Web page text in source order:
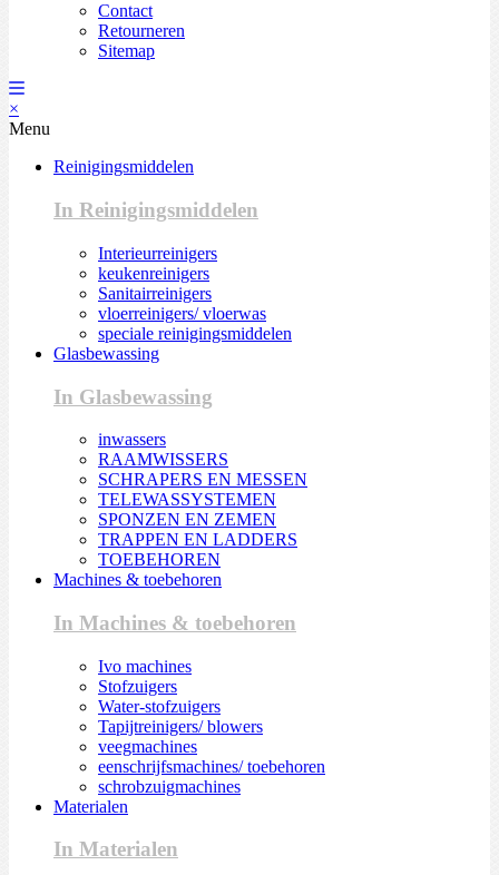
Contact
Retourneren
Sitemap
×
Menu
Reinigingsmiddelen
In Reinigingsmiddelen
Interieurreinigers
keukenreinigers
Sanitairreinigers
vloerreinigers/ vloerwas
speciale reinigingsmiddelen
Glasbewassing
In Glasbewassing
inwassers
RAAMWISSERS
SCHRAPERS EN MESSEN
TELEWASSYSTEMEN
SPONZEN EN ZEMEN
TRAPPEN EN LADDERS
TOEBEHOREN
Machines & toebehoren
In Machines & toebehoren
Ivo machines
Stofzuigers
Water-stofzuigers
Tapijtreinigers/ blowers
veegmachines
eenschrijfsmachines/ toebehoren
schrobzuigmachines
Materialen
In Materialen